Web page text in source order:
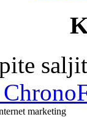
marketing